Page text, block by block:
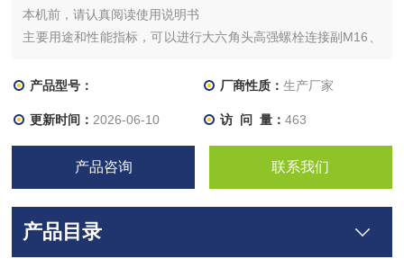
本机前，请认真阅读使用说明书
主要用途和性能指标，可以进行大六角头高强螺栓连接副M16、
M20、M22、M24、M27、M30(扭剪扳手需特殊订货）与滑移板
产品型号： 厂商性质： 生产厂家
更新时间： 2026-06-10 访 问 量： 463
产品咨询 联系我们
产品目录